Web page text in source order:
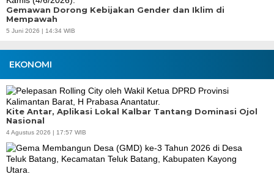
Gemawan Dorong Kebijakan Gender dan Iklim di
Mempawah
5 Juni 2026 | 14:34 WIB
EKONOMI
Kite Antar, Aplikasi Lokal Kalbar Tantang Dominasi Ojol
Nasional
4 Agustus 2026 | 17:57 WIB